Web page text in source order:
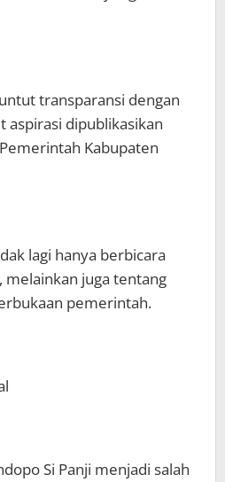
transparansi dengan
aspirasi dipublikasikan
Kabupaten
lagi hanya berbicara
juga tentang
pemerintah.
Si Panji menjadi salah